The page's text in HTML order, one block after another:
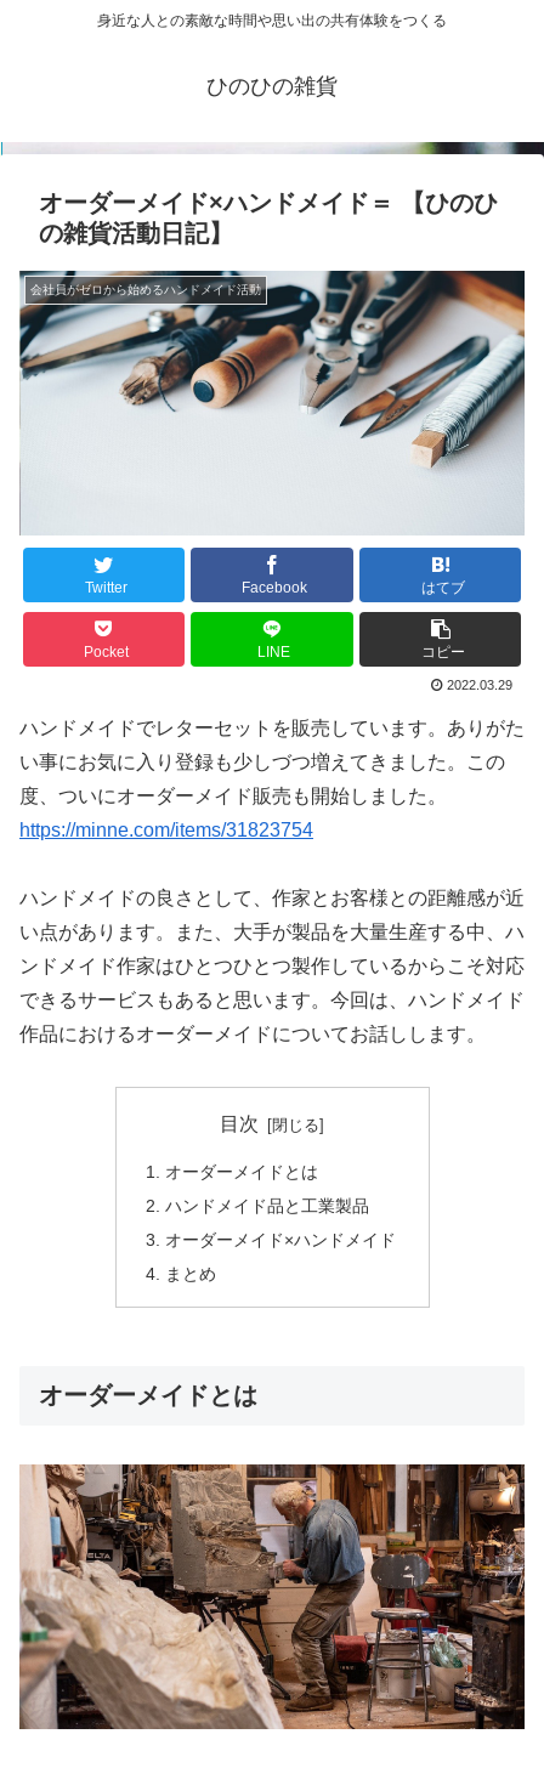
身近な人との素敵な時間や思い出の共有体験をつくる
ひのひの雑貨
オーダーメイド×ハンドメイド＝ 【ひのひ
の雑貨活動日記】
会社員がゼロから始めるハンドメイド活動
Twitter Facebook はてブ
Pocket LINE コピー
2022.03.29
ハンドメイドでレターセットを販売しています。ありがた
い事にお気に入り登録も少しづつ増えてきました。この
度、ついにオーダーメイド販売も開始しました。
https://minne.com/items/31823754
ハンドメイドの良さとして、作家とお客様との距離感が近
い点があります。また、大手が製品を大量生産する中、ハ
ンドメイド作家はひとつひとつ製作しているからこそ対応
できるサービスもあると思います。今回は、ハンドメイド
作品におけるオーダーメイドについてお話しします。
目次
オーダーメイドとは
ハンドメイド品と工業製品
オーダーメイド×ハンドメイド
まとめ
オーダーメイドとは